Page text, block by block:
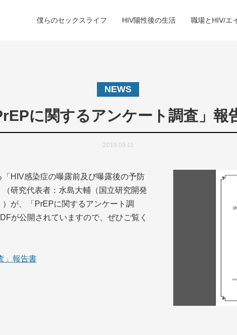
僕らのセックスライフ HIV陽性後の生活 職場とHIV/エ
NEWS
に関するアンケート調査」報
2019.09.11
「HIV感染症の曝露前及び曝露後の予防
研究代表者：水島大輔（国立研究開発
が、「PrEPに関するアンケート調
が公開されていますので、ぜひご覧く
」報告書